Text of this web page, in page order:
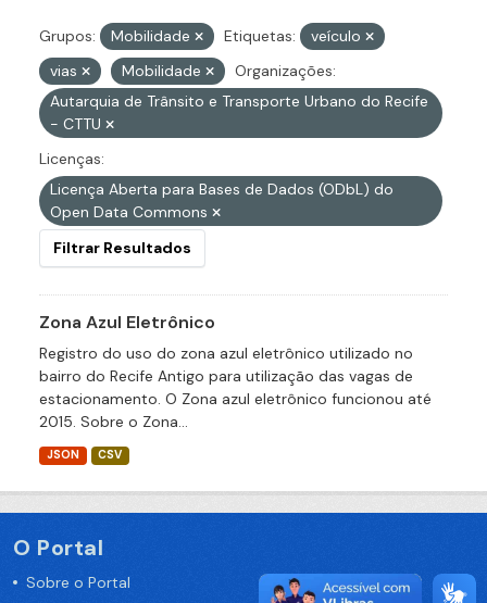
Grupos: Mobilidade Etiquetas:
veículo
vias
Mobilidade
Organizações:
Autarquia de Trânsito e Transporte Urbano do Recife
- CTTU
Licenças:
Licença Aberta para Bases de Dados (ODbL) do
Open Data Commons
Filtrar Resultados
Zona Azul Eletrônico
Registro do uso do zona azul eletrônico utilizado no
bairro do Recife Antigo para utilização das vagas de
estacionamento. O Zona azul eletrônico funcionou até
2015. Sobre o Zona...
JSON CSV
O Portal
Sobre o Portal